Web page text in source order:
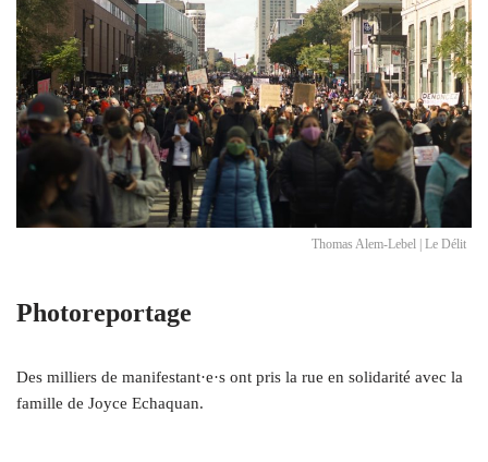
Thomas Alem-Lebel | Le Délit
Photoreportage
Des milliers de manifestant·e·s ont pris la rue en solidarité avec la
famille de Joyce Echaquan.